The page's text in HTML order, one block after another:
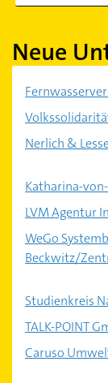
Neue
Nerlich &
Katharina-
LVM Agentur
WeGo
Beckwitz/
Studienkreis
TALK-POINT
Caruso